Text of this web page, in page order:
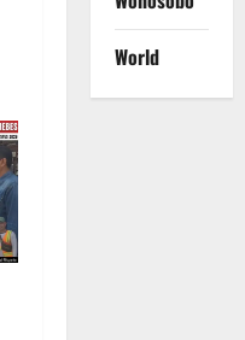
World